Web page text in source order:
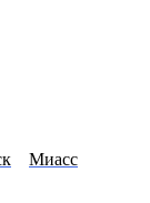
Миасс